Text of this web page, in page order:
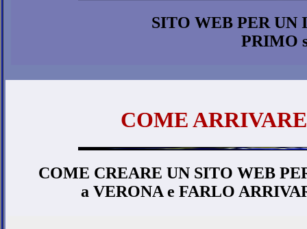
SITO WEB PER UN
PRIMO
COME
COME CREARE UN SITO WEB
a VERONA e FARLO